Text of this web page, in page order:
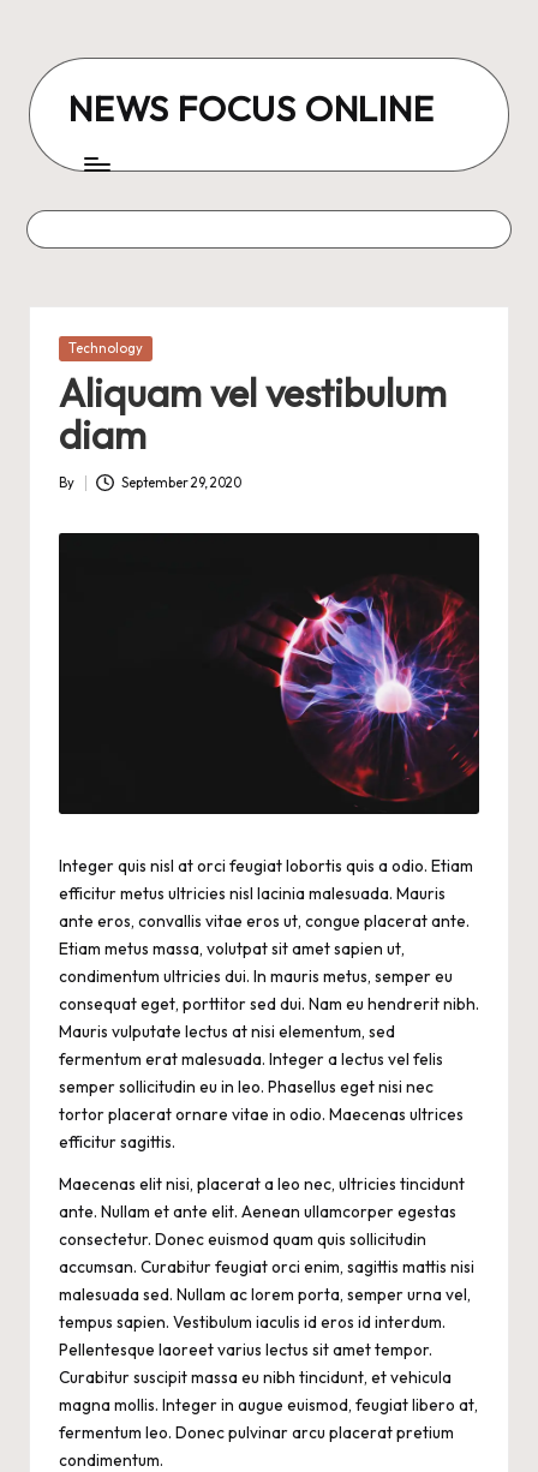
content
NEWS FOCUS ONLINE
Posted
Technology
Aliquam vel vestibulum
diam
Posted
By September 29, 2020
Integer quis nisl at orci feugiat lobortis quis a odio. Etiam
efficitur metus ultricies nisl lacinia malesuada. Mauris
ante eros, convallis vitae eros ut, congue placerat ante.
Etiam metus massa, volutpat sit amet sapien ut,
condimentum ultricies dui. In mauris metus, semper eu
consequat eget, porttitor sed dui. Nam eu hendrerit nibh.
Mauris vulputate lectus at nisi elementum, sed
fermentum erat malesuada. Integer a lectus vel felis
semper sollicitudin eu in leo. Phasellus eget nisi nec
tortor placerat ornare vitae in odio. Maecenas ultrices
efficitur sagittis.
Maecenas elit nisi, placerat a leo nec, ultricies tincidunt
ante. Nullam et ante elit. Aenean ullamcorper egestas
consectetur. Donec euismod quam quis sollicitudin
accumsan. Curabitur feugiat orci enim, sagittis mattis nisi
malesuada sed. Nullam ac lorem porta, semper urna vel,
tempus sapien. Vestibulum iaculis id eros id interdum.
Pellentesque laoreet varius lectus sit amet tempor.
Curabitur suscipit massa eu nibh tincidunt, et vehicula
magna mollis. Integer in augue euismod, feugiat libero at,
fermentum leo. Donec pulvinar arcu placerat pretium
condimentum.